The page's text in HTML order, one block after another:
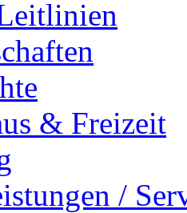
& Freizeit
/